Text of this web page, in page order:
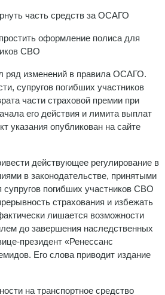
часть средств за ОСАГО
оформление полиса для
СВО
ряд изменений в правила ОСАГО.
супругов погибших участников
части страховой премии при
его действия и лимита выплат
указания опубликован на сайте
действующее регулирование в
в законодательстве, принятыми
супругов погибших участников СВО
страхования и избежать
лишается возможности
до завершения наследственных
президент «Ренессанс
Его слова приводит издание
на транспортное средство